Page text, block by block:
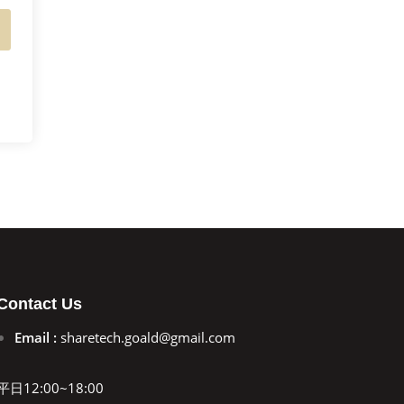
Us
Email : sharetech.goald@gmail.com
日12:00~18:00